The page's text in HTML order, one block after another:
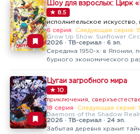
культивацию.Сезон
в первой части, так что
Шоу для взрослых: Цирк
★ 8.5
исполнительское искусство,
6 серия
Следующая серия:
Grow Up Show: Sunflower
2026 · ТВ-сериал · 6 эп.
Середина 1950-х: в Японии,
бурного экономического
популярными. Лучшие
мечтают попасть на
самые талантливые артисты
Цугаи загробного мира
★ 10
приключения,
18 серия
Следующая серия:
Daemons of the Shadow
2026 · ТВ-сериал · 24 эп.
Забытая деревня хранит